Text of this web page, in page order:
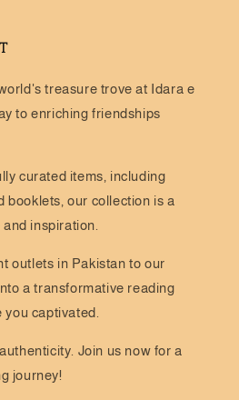
treasure trove at Idara e
to enriching friendships
curated items, including
booklets, our collection is a
inspiration.
outlets in Pakistan to our
a transformative reading
captivated.
Join us now for a
journey!